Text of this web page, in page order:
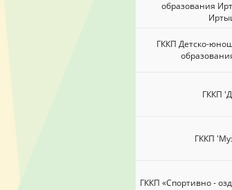
образования
ГККП Детско-
ГККП
ГККП
ГККП «Спортивно -